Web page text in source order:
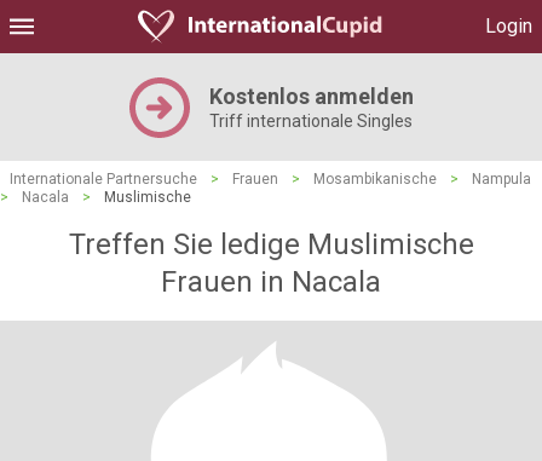
Login
Kostenlos anmelden
Triff internationale Singles
Internationale Partnersuche > Frauen > Mosambikanische >
Nampula
>
Nacala > Muslimische
Treffen Sie ledige Muslimische
Frauen in Nacala